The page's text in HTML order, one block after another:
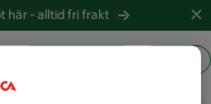
här -alltid fri frakt